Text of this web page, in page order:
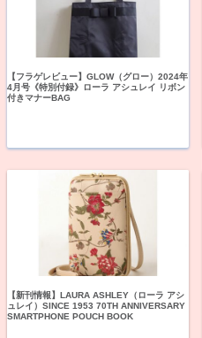
【フラゲレビュー】GLOW（グロー）2024年
4月号《特別付録》ローラ アシュレイ リボン
付きマナーBAG
【新刊情報】LAURA ASHLEY（ローラ アシ
ュレイ）SINCE 1953 70TH ANNIVERSARY
SMARTPHONE POUCH BOOK